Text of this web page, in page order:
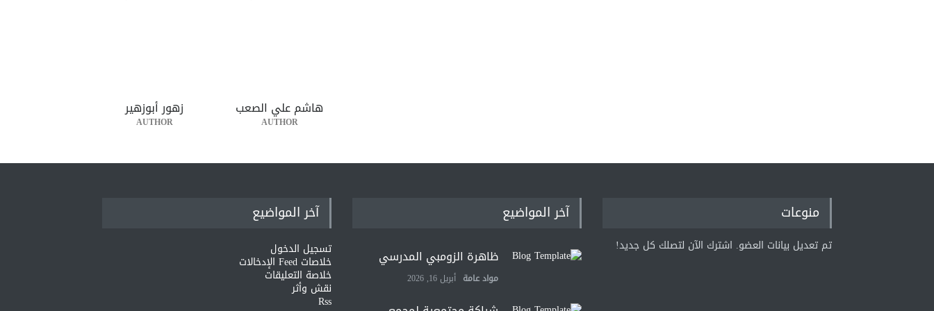
هاشم علي الصعب
AUTHOR
زهور أبوزهير
AUTHOR
منوعات
تم تعديل بيانات العضو. اشترك الآن لتصلك كل جديد!
آخر المواضيع
ظاهرة الزومبي المدرسي
مواد عامة أبريل 16, 2026
آخر المواضيع
تسجيل الدخول
خلاصات Feed الإدخالات
خلاصة التعليقات
نقش وأثر
Rss